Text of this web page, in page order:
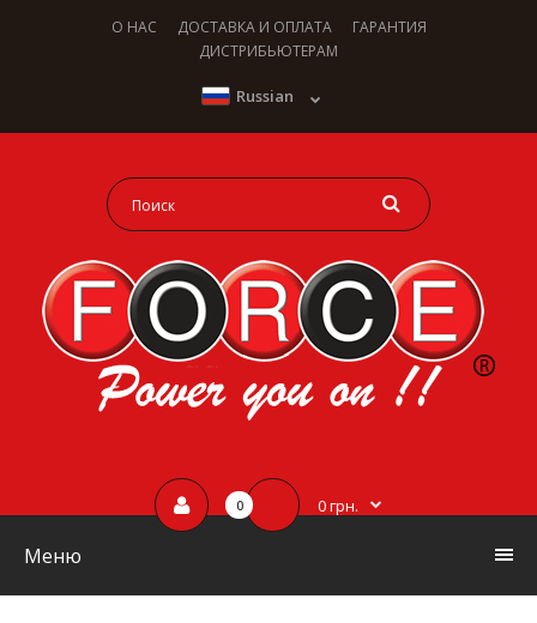
О НАС ДОСТАВКА И ОПЛАТА
ГАРАНТИЯ
ДИСТРИБЬЮТЕРАМ
Russian
0 0 грн.
Меню